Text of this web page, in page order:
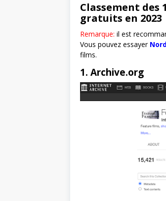
Classement
gratuits en 2023
Remarque: il est
Vous pouvez essayer
films.
1. Archive.org